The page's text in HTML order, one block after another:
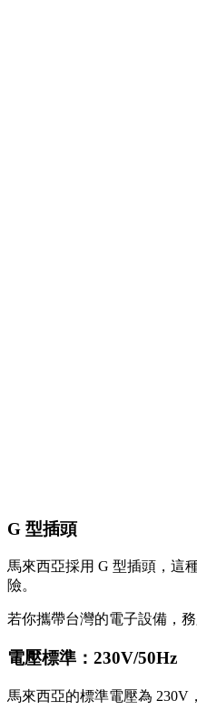
G 型插頭
馬來西亞採用 G 型插頭，這
險。
若你攜帶台灣的電子設備，
電壓標準：230V/50Hz
馬來西亞的標準電壓為 230V